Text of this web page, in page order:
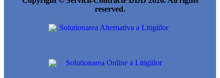
reserved.